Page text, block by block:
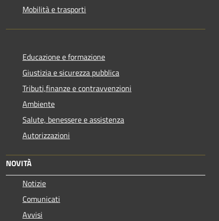
Mobilità e trasporti
Educazione e formazione
Giustizia e sicurezza pubblica
Tributi,finanze e contravvenzioni
Ambiente
Salute, benessere e assistenza
Autorizzazioni
NOVITÀ
Notizie
Comunicati
Avvisi